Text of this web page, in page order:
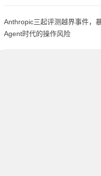
Anthropic三起评测越界事件，
Agent时代的操作风险